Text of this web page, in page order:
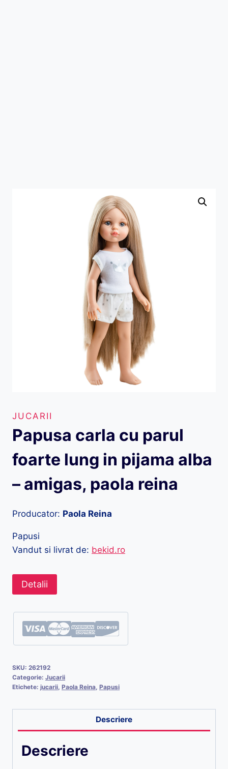
JUCARII
Papusa carla cu parul
foarte lung in pijama alba
– amigas, paola reina
Producator: Paola Reina
Papusi
Vandut si livrat de: bekid.ro
Detalii
SKU: 262192
Categorie: Jucarii
Etichete: jucarii, Paola Reina, Papusi
Descriere
Descriere